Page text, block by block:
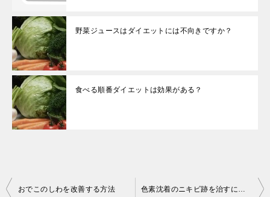
野菜ジュースはダイエットには不向きですか？
食べる順番ダイエットは効果がある？
投
おでこのしわを改善する方法